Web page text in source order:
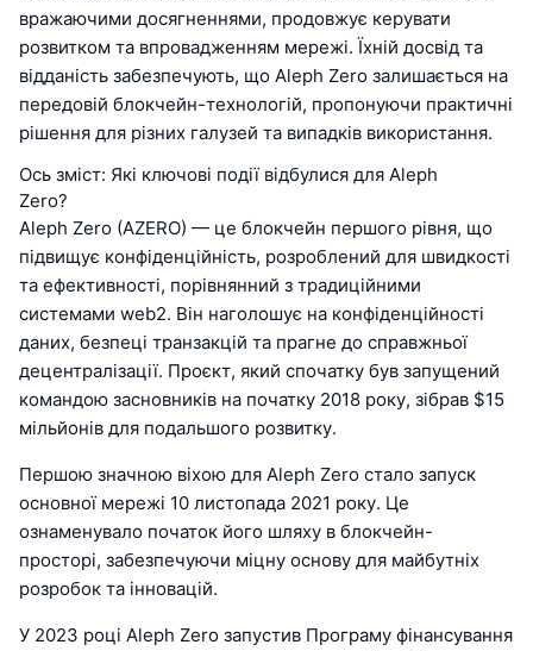
вражаючими досягненнями, продовжує керувати
розвитком та впровадженням мережі. Їхній досвід та
відданість забезпечують, що Aleph Zero залишається на
передовій блокчейн-технологій, пропонуючи практичні
рішення для різних галузей та випадків використання.
Ось зміст: Які ключові події відбулися для Aleph
Zero?
Aleph Zero (AZERO) — це блокчейн першого рівня, що
підвищує конфіденційність, розроблений для швидкості
та ефективності, порівнянний з традиційними
системами web2. Він наголошує на конфіденційності
даних, безпеці транзакцій та прагне до справжньої
децентралізації. Проєкт, який спочатку був запущений
командою засновників на початку 2018 року, зібрав $15
мільйонів для подальшого розвитку.
Першою значною віхою для Aleph Zero стало запуск
основної мережі 10 листопада 2021 року. Це
ознаменувало початок його шляху в блокчейн-
просторі, забезпечуючи міцну основу для майбутніх
розробок та інновацій.
У 2023 році Aleph Zero запустив Програму фінансування